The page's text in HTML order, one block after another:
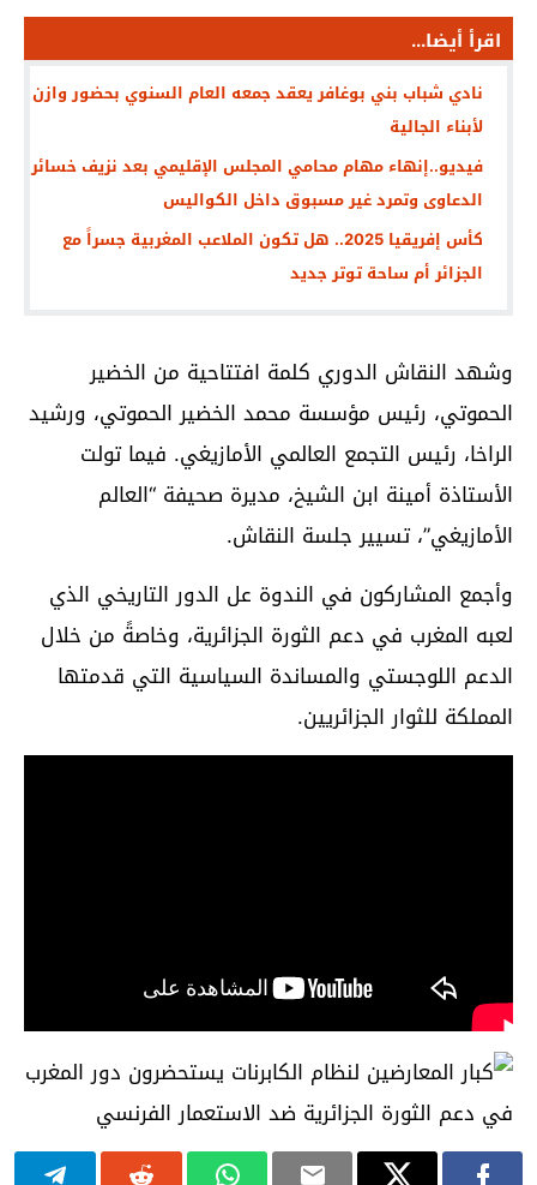
اقرأ أيضا...
نادي شباب بني بوغافر يعقد جمعه العام السنوي بحضور وازن
لأبناء الجالية
فيديو..إنهاء مهام محامي المجلس الإقليمي بعد نزيف خسائر
الدعاوى وتمرد غير مسبوق داخل الكواليس
كأس إفريقيا 2025.. هل تكون الملاعب المغربية جسراً مع
الجزائر أم ساحة توتر جديد
وشهد النقاش الدوري كلمة افتتاحية من الخضير
الحموتي، رئيس مؤسسة محمد الخضير الحموتي، ورشيد
الراخا، رئيس التجمع العالمي الأمازيغي. فيما تولت
الأستاذة أمينة ابن الشيخ، مديرة صحيفة “العالم
الأمازيغي”، تسيير جلسة النقاش.
وأجمع المشاركون في الندوة عل الدور التاريخي الذي
لعبه المغرب في دعم الثورة الجزائرية، وخاصةً من خلال
الدعم اللوجستي والمساندة السياسية التي قدمتها
المملكة للثوار الجزائريين.